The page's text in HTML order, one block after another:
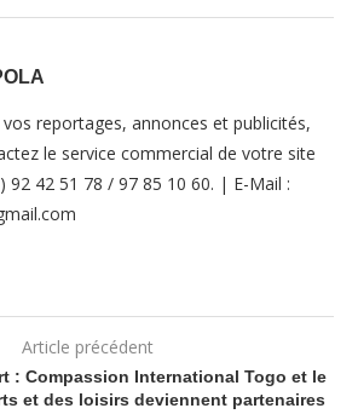
vos reportages, annonces et publicités,
le service commercial de votre site
92 42 51 78 / 97 85 10 60. | E-Mail :
Article précédent
: Compassion International Togo et le
et des loisirs deviennent partenaires